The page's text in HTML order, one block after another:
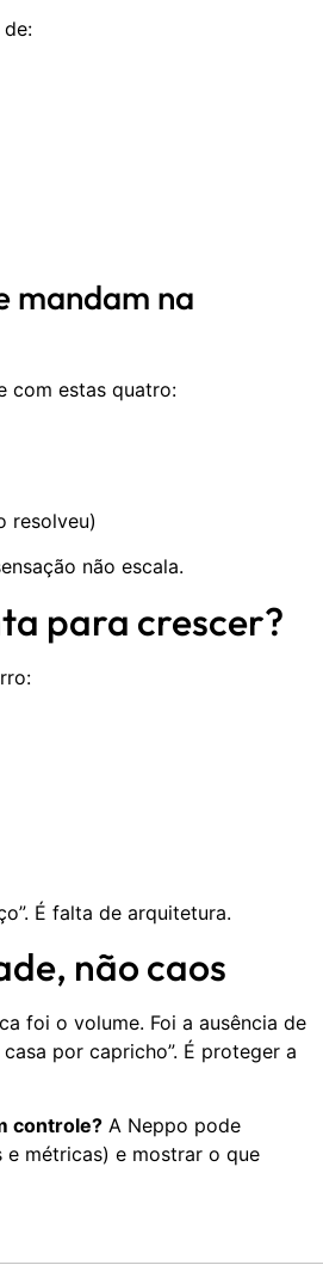
mandam na
com estas quatro:
resolveu)
não escala.
para crescer?
É falta de arquitetura.
não caos
foi o volume. Foi a ausência de
por capricho”. É proteger a
controle? A Neppo pode
métricas) e mostrar o que